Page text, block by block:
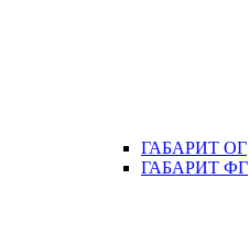
ГАБАРИТ ОГ
ГАБАРИТ ФГ